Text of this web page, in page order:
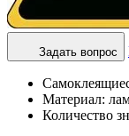
Задать вопрос
Материал:
Количество